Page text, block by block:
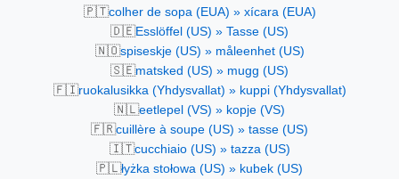
🇵🇹colher de sopa (EUA) » xícara (EUA)
🇩🇪Esslöffel (US) » Tasse (US)
🇳🇴spiseskje (US) » måleenhet (US)
🇸🇪matsked (US) » mugg (US)
🇫🇮ruokalusikka (Yhdysvallat) » kuppi (Yhdysvallat)
🇳🇱eetlepel (VS) » kopje (VS)
🇫🇷cuillère à soupe (US) » tasse (US)
🇮🇹cucchiaio (US) » tazza (US)
🇵🇱łyżka stołowa (US) » kubek (US)